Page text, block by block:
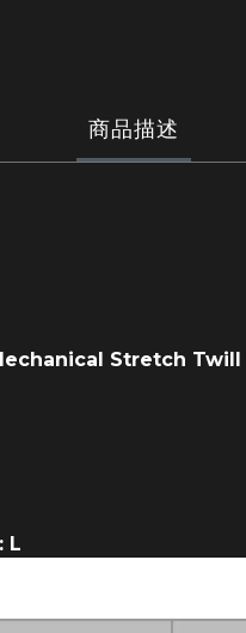
商品描述
Stretch Twill
L